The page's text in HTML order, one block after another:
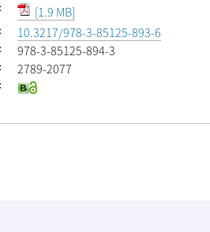
[1.9 MB]
10.3217/978-3-85125-893-6
978-3-85125-894-3
2789-2077